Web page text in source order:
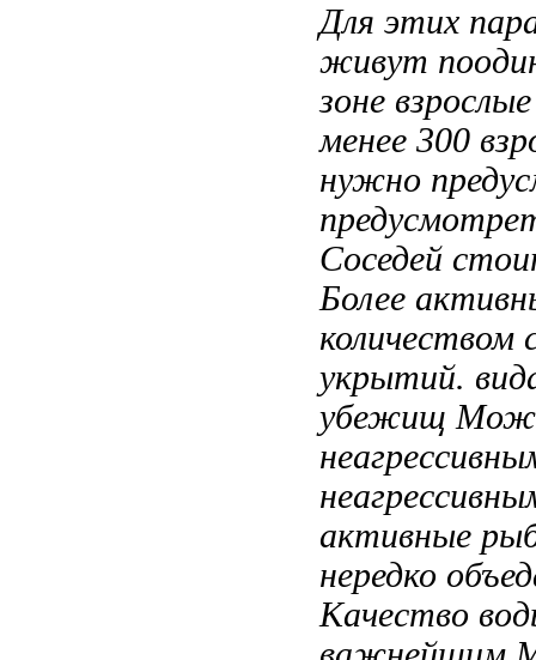
Для этих
живут
зоне взрослые
менее 300
нужно
Соседей
Более
количеством
укрытий.
убежищ
активные
нередко
Качество